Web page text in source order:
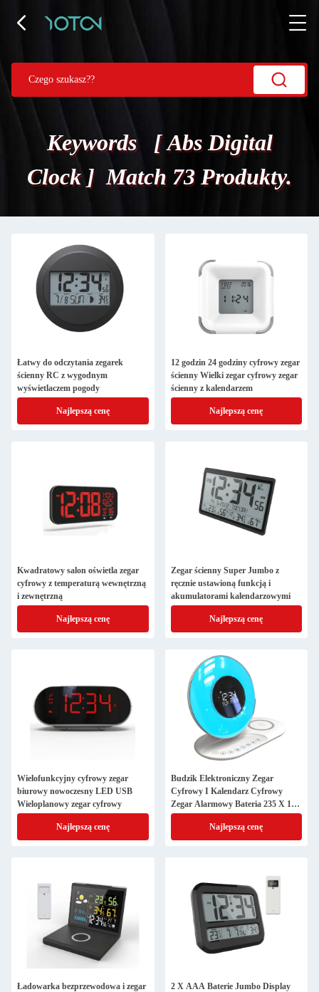
Keywords [ Abs Digital
Clock ] Match 73 Produkty.
Łatwy do odczytania zegarek
ścienny RC z wygodnym
wyświetlaczem pogody
Najlepszą cenę
12 godzin 24 godziny cyfrowy zegar
ścienny Wielki zegar cyfrowy zegar
ścienny z kalendarzem
Najlepszą cenę
Kwadratowy salon oświetla zegar
cyfrowy z temperaturą wewnętrzną
i zewnętrzną
Najlepszą cenę
Zegar ścienny Super Jumbo z
ręcznie ustawioną funkcją i
akumulatorami kalendarzowymi
Najlepszą cenę
Wielofunkcyjny cyfrowy zegar
biurowy nowoczesny LED USB
Wieloplanowy zegar cyfrowy
Najlepszą cenę
Budzik Elektroniczny Zegar
Cyfrowy I Kalendarz Cyfrowy
Zegar Alarmowy Bateria 235 X 175
X 52.2mm
Najlepszą cenę
Ładowarka bezprzewodowa i zegar
2 X AAA Baterie Jumbo Display